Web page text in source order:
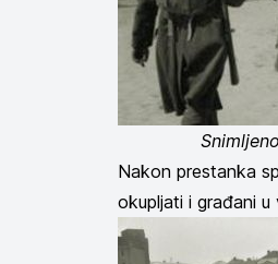
Nakon prestanka
okupljati i građani u